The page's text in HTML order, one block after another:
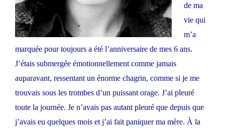
de ma
vie qui
m’a
marquée pour toujours a été l’anniversaire de mes 6 ans.
J’étais submergée émotionnellement comme jamais
auparavant, ressentant un énorme chagrin, comme si je me
trouvais sous les trombes d’un puissant orage. J’ai pleuré
toute la journée. Je n’avais pas autant pleuré que depuis que
j’avais eu quelques mois et j’ai fait paniquer ma mère. À la